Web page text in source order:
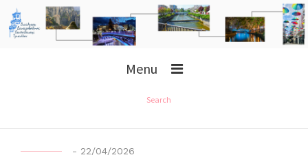
Menu
Search
- 22/04/2026